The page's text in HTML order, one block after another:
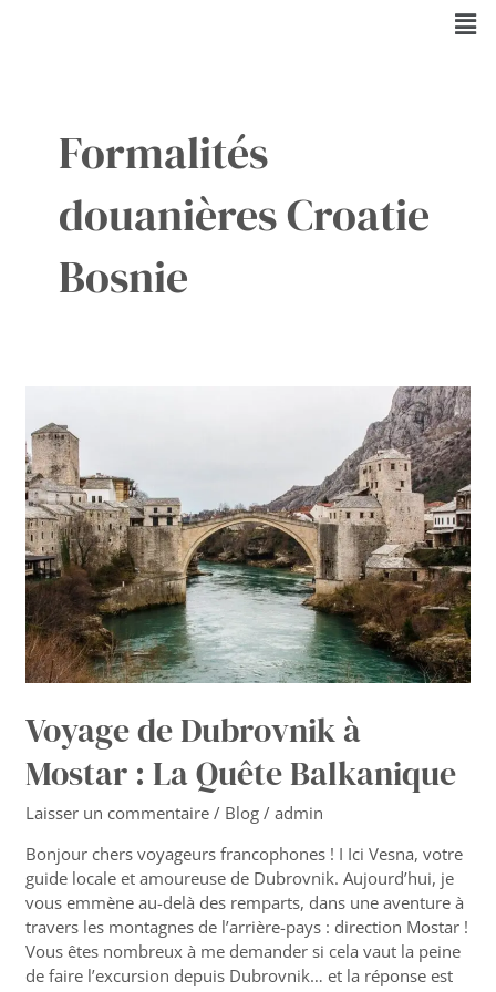
Formalités
douanières Croatie
Bosnie
Voyage de Dubrovnik à
Mostar : La Quête Balkanique
Laisser un commentaire / Blog /admin
Bonjour chers voyageurs francophones ! I Ici Vesna, votre
guide locale et amoureuse de Dubrovnik. Aujourd’hui, je
vous emmène au-delà des remparts, dans une aventure à
travers les montagnes de l’arrière-pays : direction Mostar !
Vous êtes nombreux à me demander si cela vaut la peine
de faire l’excursion depuis Dubrovnik… et la réponse est
de
Dubrovnik
à
Mostar
:
La
Quête
Balkanique